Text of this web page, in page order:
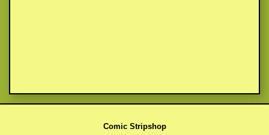
Comic Stripshop